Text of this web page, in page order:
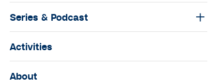
Series & Podcast
Activities
About